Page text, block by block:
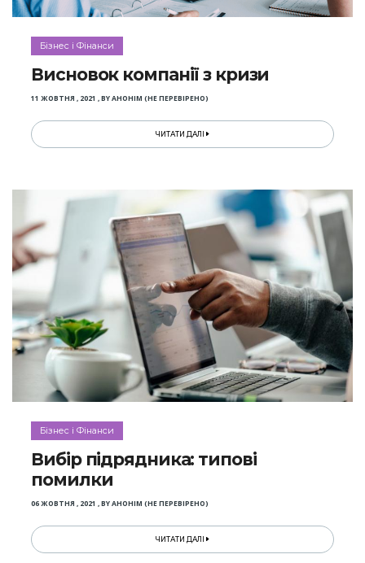
Бізнес і Фінанси
Висновок компанії з кризи
11 ЖОВТНЯ , 2021 ,BYАНОНІМ (НЕ ПЕРЕВІРЕНО)
ЧИТАТИ ДАЛІ
Бізнес і Фінанси
Вибір підрядника: типові
помилки
06 ЖОВТНЯ , 2021 ,BYАНОНІМ (НЕ ПЕРЕВІРЕНО)
ЧИТАТИ ДАЛІ